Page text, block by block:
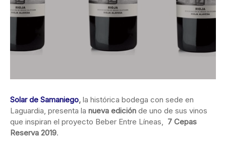
Solar de Samaniego, la histórica bodega con sede en
Laguardia, presenta la nueva edición de uno de sus vinos
que inspiran el proyecto Beber Entre Líneas, 7 Cepas
Reserva 2019.